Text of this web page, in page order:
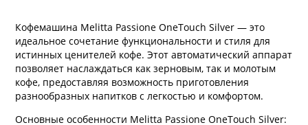
Кофемашина Melitta Passione OneTouch Silver — это
идеальное сочетание функциональности и стиля для
истинных ценителей кофе. Этот автоматический аппарат
позволяет наслаждаться как зерновым, так и молотым
кофе, предоставляя возможность приготовления
разнообразных напитков с легкостью и комфортом.
Основные особенности Melitta Passione OneTouch Silver: